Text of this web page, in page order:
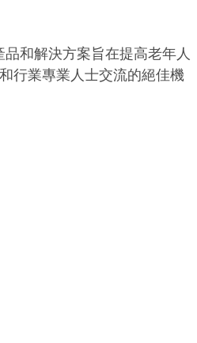
和解決方案旨在提高老年人
行業專業人士交流的絕佳機